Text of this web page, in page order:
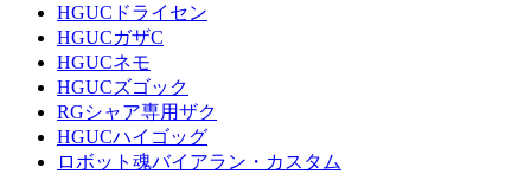
HGUCドライセン
HGUCガザC
HGUCネモ
HGUCズゴック
RGシャア専用ザク
HGUCハイゴッグ
ロボット魂バイアラン・カスタム